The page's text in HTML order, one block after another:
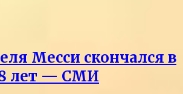
Месси скончался в
лет — СМИ